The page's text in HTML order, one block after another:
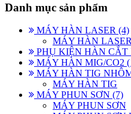
Danh mục sản phẩm
MÁY HÀN LASER (4)
MÁY HÀN
PHỤ KIỆN HÀN CẮT
MÁY HÀN MIG/CO2
MÁY HÀN TIG
MÁY HÀN TIG
MÁY PHUN SƠN (7)
MÁY PHUN SƠN